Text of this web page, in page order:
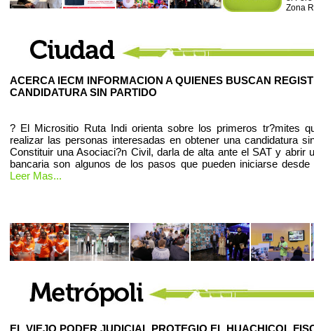
Zona
ACERCA IECM INFORMACION A QUIENES BUSCAN
CANDIDATURA SIN PARTIDO
? El Micrositio Ruta Indi orienta sobre los primeros tr?mites
realizar las personas interesadas en obtener una candidatura
Constituir una Asociaci?n Civil, darla de alta ante el SAT y abrir
bancaria son algunos de los pasos que pueden iniciarse
Leer Mas...
EL VIEJO PODER JUDICIAL PROTEGIO EL HUACHICOL